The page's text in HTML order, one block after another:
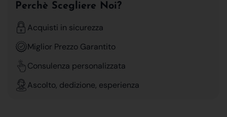
Perchè Scegliere Noi?
Acquisti in sicurezza
Miglior Prezzo Garantito
Consulenza personalizzata
Ascolto, dedizione, esperienza